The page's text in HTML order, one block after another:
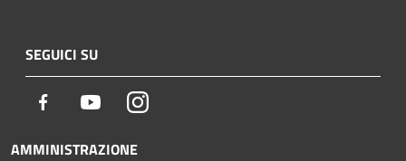
SEGUICI SU
Facebook YoutubeInstagram
AMMINISTRAZIONE